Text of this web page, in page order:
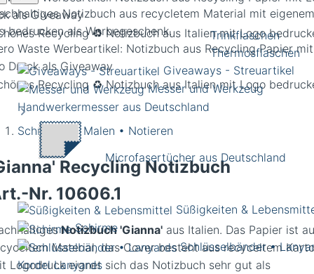
Trinkflaschen
Thermosflaschen
Giveaways - Streuartikel
Messer und Werkzeug
Handwerkermesser aus Deutschland
Microfasertücher aus Deutschland
Süßigkeiten &
Schirme
Schlüsselbänder •
Kordel Lanyards
als Giveaway
Schreiben • Malen • Notieren
Recycling Notizbuch
Nr. 10606.1
Notizbuch 'Gianna' aus Italien. Das Papier ist
Material, das Cover besteht aus recyceltem
Logodruck eignet sich das Notizbuch sehr gut als